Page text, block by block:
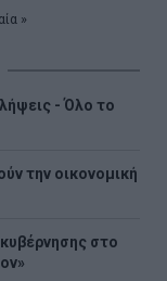
»
- Όλο το
την οικονομική
στο